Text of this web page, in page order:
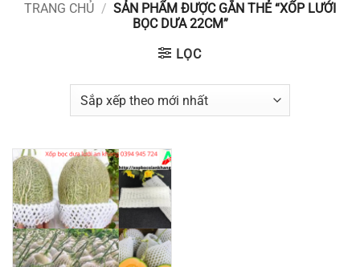
TRANG CHỦ / SẢN PHẨM ĐƯỢC GẮN THẺ “XỐP LƯỚI
BỌC DƯA 22CM”
LỌC